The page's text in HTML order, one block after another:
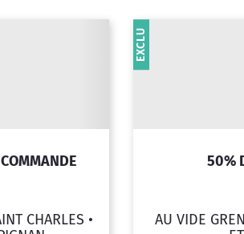
CHARLES •
50%
AU VIDE
EXCLU